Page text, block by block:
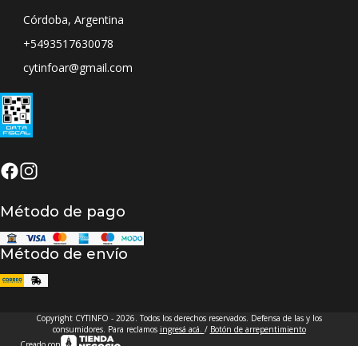
Córdoba, Argentina
+5493517630078
cytinfoar@gmail.com
Método de pago
Método de envío
Copyright CYTINFO - 2026. Todos los derechos reservados. Defensa de las y los
consumidores. Para reclamos ingresá acá. / Botón de arrepentimiento